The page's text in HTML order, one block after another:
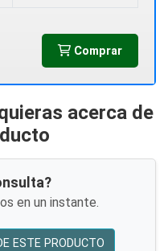
Comprar
acerca de
en un instante.
ESTE PRODUCTO